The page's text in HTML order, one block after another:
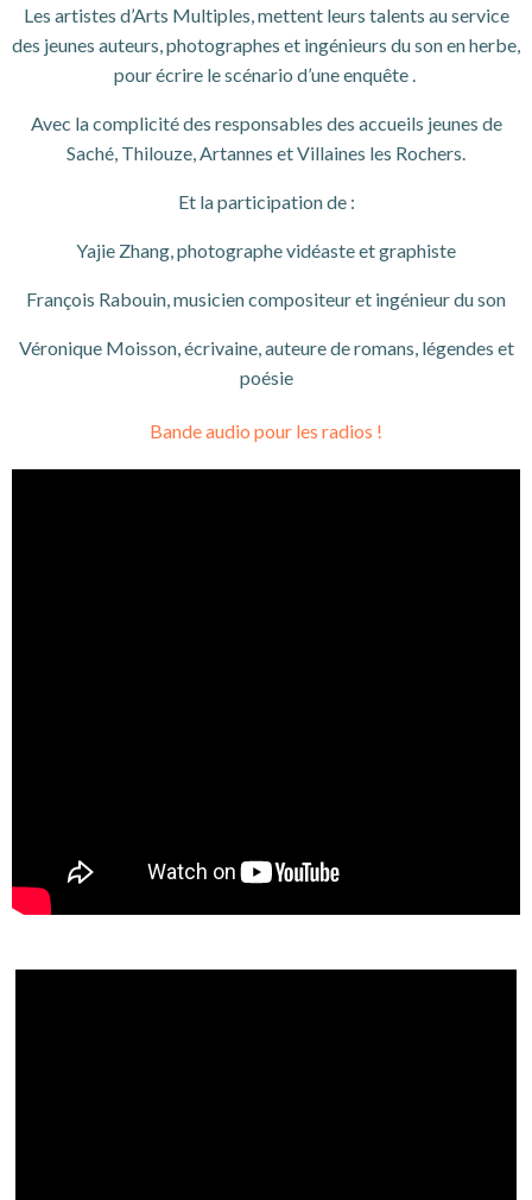
Les artistes d’Arts Multiples, mettent leurs talents au service
des jeunes auteurs, photographes et ingénieurs du son en herbe,
pour écrire le scénario d’une enquête .
Avec la complicité des responsables des accueils jeunes de
Saché, Thilouze, Artannes et Villaines les Rochers.
Et la participation de :
Yajie Zhang, photographe vidéaste et graphiste
François Rabouin, musicien compositeur et ingénieur du son
Véronique Moisson, écrivaine, auteure de romans, légendes et
poésie
Bande audio pour les radios !